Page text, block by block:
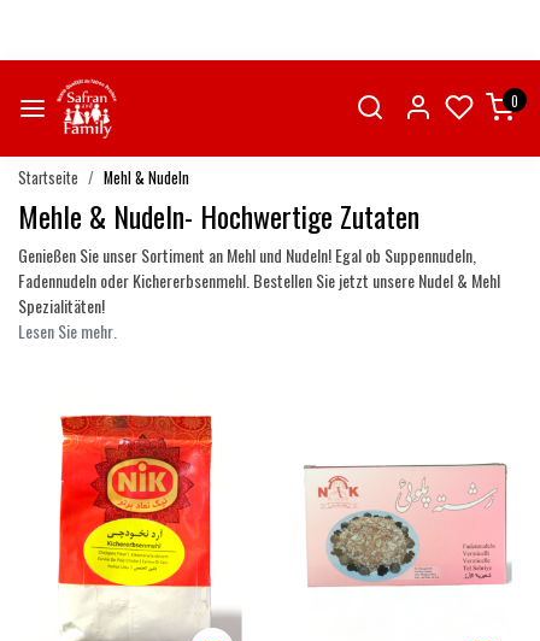
0
Startseite Mehl & Nudeln
Mehle & Nudeln- Hochwertige Zutaten
Genießen Sie unser Sortiment an Mehl und Nudeln! Egal ob Suppennudeln,
Fadennudeln oder Kichererbsenmehl. Bestellen Sie jetzt unsere Nudel & Mehl
Spezialitäten!
Lesen Sie mehr.